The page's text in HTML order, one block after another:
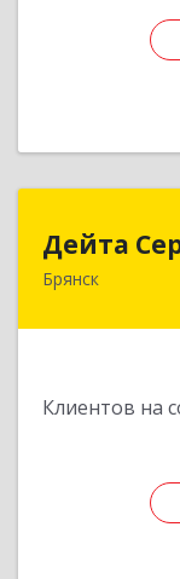
Дейта
Брянск
Клиентов на
241035,